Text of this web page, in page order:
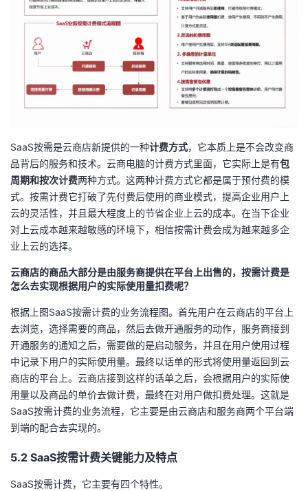
SaaS按需是云商店新提供的一种计费方式，它本质上是不会改变商
品背后的服务和技术。云商电脑的计费方式里面，它实际上是有包
周期和按次计费两种方式。这两种计费方式它都是属于预付费的模
式。按需计费它打破了先付费后使用的商业模式，提高企业用户上
云的灵活性，并且最大程度上的节省企业上云的成本。在当下企业
对上云成本越来越敏感的环境下，相信按需计费会成为越来越多企
业上云的选择。
云商店的商品大部分是由服务商提供在平台上出售的，按需计费是
怎么去实现根据用户的实际使用量扣费呢？
根据上图SaaS按需计费的业务流程图。首先用户在云商店的平台上
去浏览，选择需要的商品，然后去做开通服务的动作，服务商接到
开通服务的通知之后，需要做的是启动服务，并且在用户使用过程
中记录下用户的实际使用量。最终以话单的形式将使用量返回到云
商店的平台上。云商店接到这样的话单之后，会根据用户的实际使
用量以及商品的单价去做计费，最终在对用户做扣费处理。这就是
SaaS按需计费的业务流程，它主要是由云商店和服务商两个平台端
到端的配合去实现的。
5.2 SaaS按需计费关键能力及特点
SaaS按需计费，它主要有四个特性。